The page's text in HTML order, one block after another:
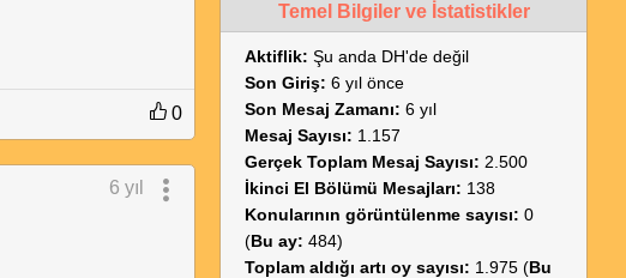
0
6 yıl
Temel Bilgiler ve İstatistikler
Aktiflik: Şu anda DH'de değil
Son Giriş: 6 yıl önce
Son Mesaj Zamanı: 6 yıl
Mesaj Sayısı: 1.157
Gerçek Toplam Mesaj Sayısı: 2.500
İkinci El Bölümü Mesajları: 138
Konularının görüntülenme sayısı: 0
(Bu ay: 484)
Toplam aldığı artı oy sayısı: 1.975 (Bu